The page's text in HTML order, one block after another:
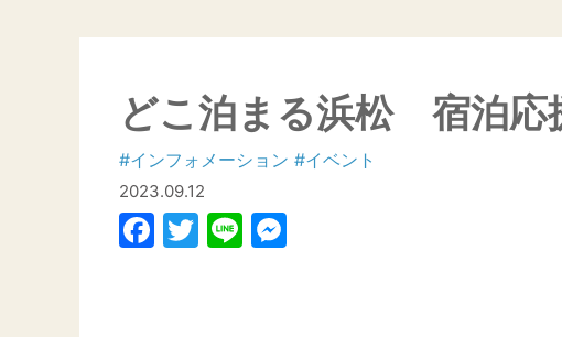
どこ泊まる浜松 宿泊応
#インフォメーション #イベント
2023.09.12
Facebook
Twitter
Line